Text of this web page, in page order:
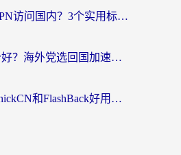
从澳门用什么VPN访问国内？3个实用标准帮你避开坑，无缝刷剧听歌
穿梭和银河哪个好？海外党选回国加速器的避坑指南，附番茄加速器实测体验
海外党必看：ChickCN和FlashBack好用吗？3招教你选对回国加速器（附云极、HomeCN、斧牛vs艾果对比）